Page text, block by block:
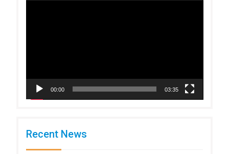
00:00 03:35
Recent News